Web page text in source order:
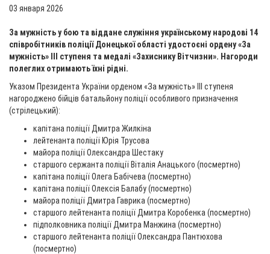
03 января 2026
За мужність у бою та віддане служіння українському народові 14
співробітників поліції Донецької області удостоєні ордену «За
мужність» ІІІ ступеня та медалі «Захиснику Вітчизни». Нагороди
полеглих отримають їхні рідні.
Указом Президента України орденом «За мужність» ІІІ ступеня
нагороджено бійців батальйону поліції особливого призначення
(стрілецький):
капітана поліції Дмитра Жилкіна
лейтенанта поліції Юрія Трусова
майора поліції Олександра Шестаку
старшого сержанта поліції Віталія Анацького (посмертно)
капітана поліції Олега Бабічева (посмертно)
капітана поліції Олексія Балабу (посмертно)
майора поліції Дмитра Гаврика (посмертно)
старшого лейтенанта поліції Дмитра Коробенка (посмертно)
підполковника поліції Дмитра Манжина (посмертно)
старшого лейтенанта поліції Олександра Пантюхова
(посмертно)